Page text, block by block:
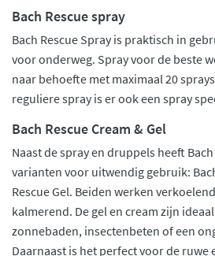
Bach Rescue spray
Bach Rescue Spray is praktisch in
voor onderweg. Spray voor de beste
naar behoefte met maximaal 20
reguliere spray is er ook een spray
Bach Rescue Cream & Gel
Naast de spray en druppels heeft
varianten voor uitwendig gebruik:
Rescue Gel. Beiden werken
kalmerend. De gel en cream zijn
zonnebaden, insectenbeten of een
Daarnaast is het perfect voor de ruwe